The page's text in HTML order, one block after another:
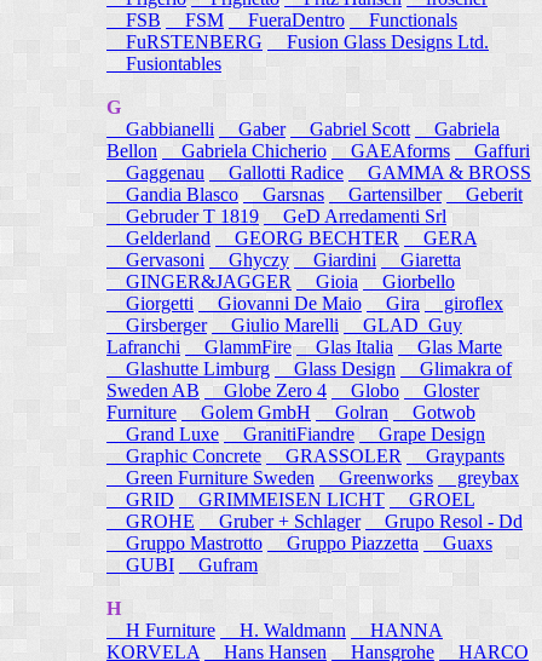
FSB
FSM FueraDentro
Functionals
FuRSTENBERG
Fusion Glass Designs Ltd.
Fusiontables
G
Gabbianelli
Gaber Gabriel Scott
Gabriela
Bellon
Gabriela Chicherio GAEAforms
Gaffuri
Gaggenau
Gallotti Radice
GAMMA & BROSS
Gandia Blasco
Garsnas Gartensilber
Geberit
Gebruder T 1819
GeD Arredamenti Srl
Gelderland
GEORG BECHTER
GERA
Gervasoni
Ghyczy Giardini
Giaretta
GINGER&JAGGER
Gioia
Giorbello
Giorgetti
Giovanni De Maio Gira
giroflex
Girsberger
Giulio Marelli
GLAD_Guy
Lafranchi
GlammFire Glas Italia
Glas Marte
Glashutte Limburg
Glass Design
Glimakra of
Sweden AB
Globe Zero 4 Globo
Gloster
Furniture
Golem GmbH Golran
Gotwob
Grand Luxe
GranitiFiandre
Grape Design
Graphic Concrete
GRASSOLER
Graypants
Green Furniture Sweden
Greenworks
greybax
GRID
GRIMMEISEN LICHT
GROEL
GROHE
Gruber + Schlager
Grupo Resol - Dd
Gruppo Mastrotto
Gruppo Piazzetta
Guaxs
GUBI
Gufram
H
H Furniture
H. Waldmann
HANNA
KORVELA
Hans Hansen Hansgrohe HARCO